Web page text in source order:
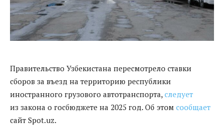
Правительство Узбекистана пересмотрело ставки
сборов за въезд на территорию республики
иностранного грузового автотранспорта, следует
из закона о госбюджете на 2025 год. Об этом сообщает
сайт Spot.uz.